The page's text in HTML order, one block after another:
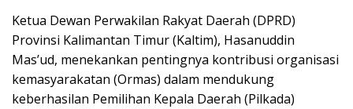
Ketua Dewan Perwakilan Rakyat Daerah (DPRD)
Provinsi Kalimantan Timur (Kaltim), Hasanuddin
Mas’ud, menekankan pentingnya kontribusi organisasi
kemasyarakatan (Ormas) dalam mendukung
keberhasilan Pemilihan Kepala Daerah (Pilkada)